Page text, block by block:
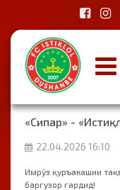
«Сипар» -
22.04.2026 16:10
Имрӯз қуръакашии
баргузор гардид!